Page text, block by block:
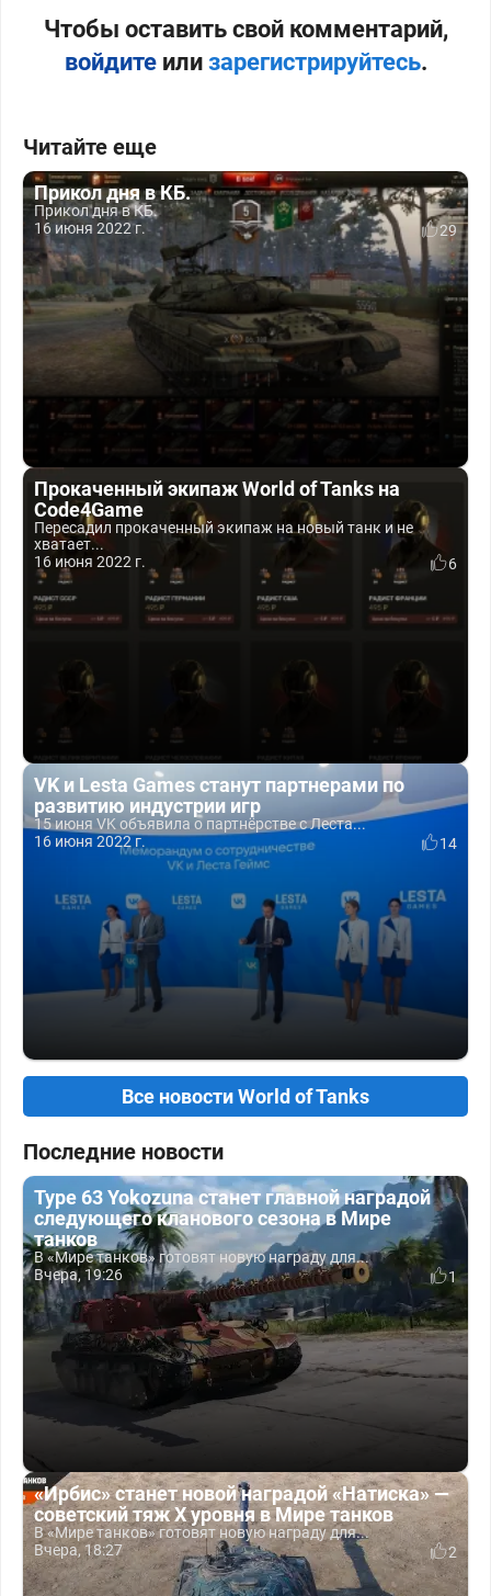
Чтобы оставить свой комментарий,
войдитеили зарегистрируйтесь.
Читайте еще
Прикол дня в КБ.
Прикол дня в КБ.
16 июня 2022 г.
29
Прокаченный экипаж World of Tanks на
Code4Game
Пересадил прокаченный экипаж на новый танк и не
хватает...
16 июня 2022 г.
6
VK и Lesta Games станут партнерами по
развитию индустрии игр
15 июня VK объявила о партнёрстве с Леста...
16 июня 2022 г.
14
Все новости World of Tanks
Последние новости
Type 63 Yokozuna станет главной наградой
следующего кланового сезона в Мире
танков
В «Мире танков» готовят новую награду для...
Вчера, 19:26
1
«Ирбис» станет новой наградой «Натиска» —
советский тяж X уровня в Мире танков
В «Мире танков» готовят новую награду для...
Вчера, 18:27
2